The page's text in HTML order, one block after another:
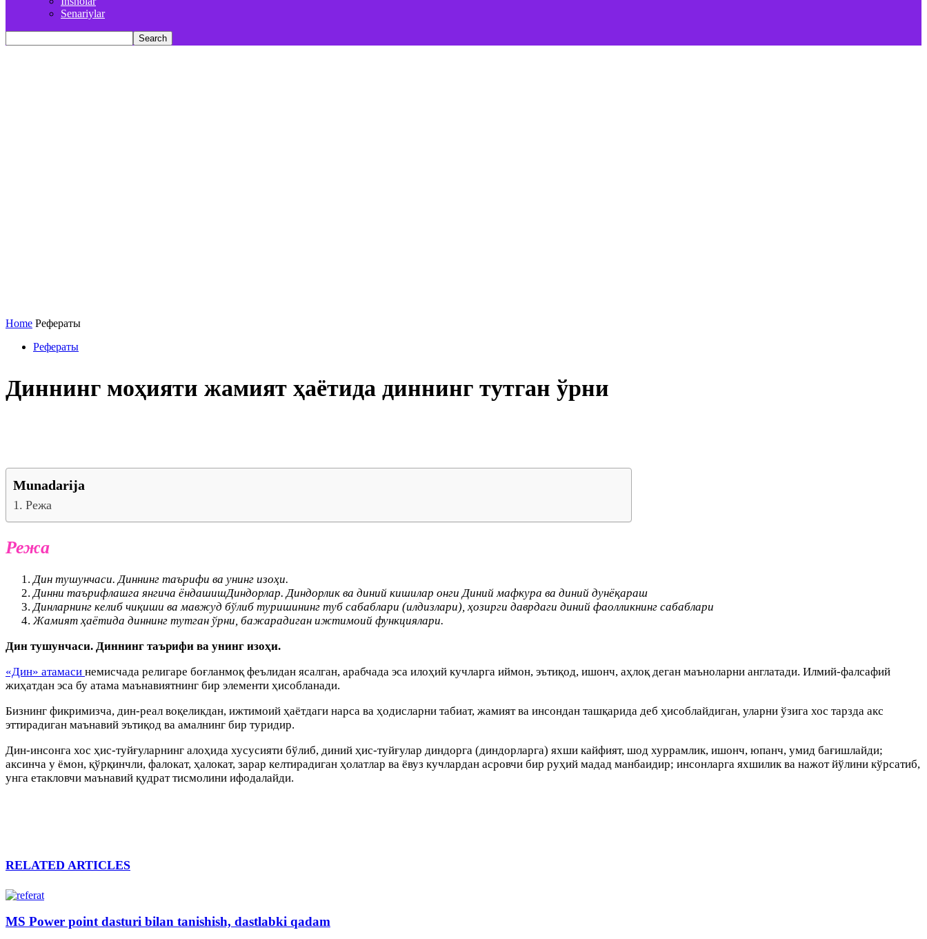
Senariylar
Home Рефераты
Рефераты
Диннинг моҳияти жамият ҳаётида диннинг тутган ўрни
Munadarija
Режа
Режа
Дин тушунчаси. Диннинг таърифи ва унинг изоҳи.
Динни таърифлашга янгича ёндашишДиндорлар. Диндорлик ва диний кишилар онги Диний мафкура ва диний дунёқараш
Динларнинг келиб чиқиши ва мавжуд бўлиб туришининг туб сабаблари (илдизлари), ҳозирги даврдаги диний фаолликнинг сабаблари
Жамият ҳаётида диннинг тутган ўрни, бажарадиган ижтимоий функциялари.
Дин тушунчаси. Диннинг таърифи ва унинг изоҳи.
«Дин» атамаси немисчада религаре боғланмоқ феълидан ясалган, арабчада эса илоҳий кучларга иймон, эътиқод, ишонч, аҳлоқ деган маъноларни англатади. Илмий-фалсафий
жиҳатдан эса бу атама маънавиятнинг бир элементи ҳисобланади.
Бизнинг фикримизча, дин-реал воқеликдан, ижтимоий ҳаётдаги нарса ва ҳодисларни табиат, жамият ва инсондан ташқарида деб ҳисоблайдиган, уларни ўзига хос тарзда акс
эттирадиган маънавий эътиқод ва амалнинг бир туридир.
Дин-инсонга хос ҳис-туйғуларнинг алоҳида хусусияти бўлиб, диний ҳис-туйғулар диндорга (диндорларга) яхши кайфият, шод хуррамлик, ишонч, юпанч, умид бағишлайди;
аксинча у ёмон, қўрқинчли, фалокат, ҳалокат, зарар келтирадиган ҳолатлар ва ёвуз кучлардан асровчи бир руҳий мадад манбаидир; инсонларга яхшилик ва нажот йўлини кўрсатиб,
унга етакловчи маънавий қудрат тисмолини ифодалайди.
RELATED ARTICLES
MS Power point dasturi bilan tanishish, dastlabki qadam